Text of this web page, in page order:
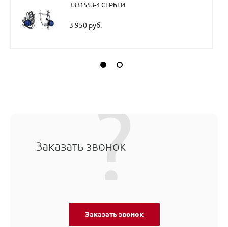
3331553-4 СЕРЬГИ
3 950 руб.
Заказать звонок
Заказать звонок